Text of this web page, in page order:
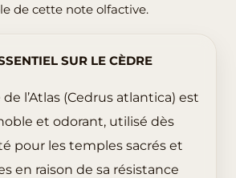
de cette note olfactive.
SUR LE CÈDRE
l’Atlas (Cedrus atlantica) est
et odorant, utilisé dès
pour les temples sacrés et
en raison de sa résistance